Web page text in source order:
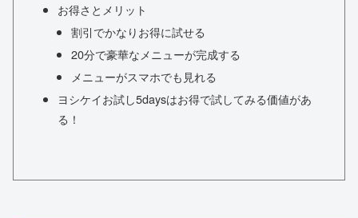
お得さとメリット
割引でかなりお得に試せる
20分で豪華なメニューが完成する
メニューがスマホでも見れる
ヨシケイお試し5daysはお得で試してみる価値があ
る！